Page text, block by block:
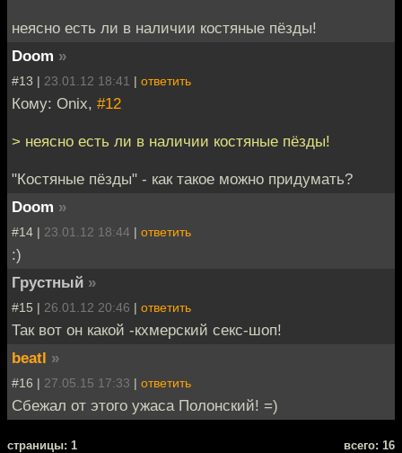
неясно есть ли в наличии костяные пёзды!
Doom »
#13 | 23.01.12 18:41 | ответить
Кому: Onix, #12
> неясно есть ли в наличии костяные пёзды!
"Костяные пёзды" - как такое можно придумать?
Doom »
#14 | 23.01.12 18:44 | ответить
:)
Грустный »
#15 | 26.01.12 20:46 | ответить
Так вот он какой -кхмерский секс-шоп!
beatl »
#16 | 27.05.15 17:33 | ответить
Сбежал от этого ужаса Полонский! =)
cтраницы: 1 всего: 16